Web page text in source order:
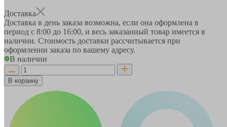
Доставка
Доставка в день заказа возможна, если она оформлена в
период с 8:00 до 16:00, и весь заказанный товар имеется в
наличии. Стоимость доставки рассчитывается при
оформлении заказа по вашему адресу.
В наличии
В корзину